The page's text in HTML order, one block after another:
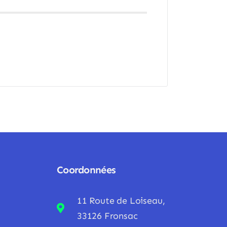
Coordonnées
11 Route de Loiseau,
33126 Fronsac